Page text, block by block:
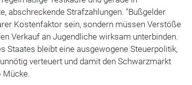
abschreckende Strafzahlungen. "Bußgelder
Kostenfaktor sein, sondern müssen Verstöße
Verkauf an Jugendliche wirksam unterbinden.
Staates bleibt eine ausgewogene Steuerpolitik,
verteuert und damit den Schwarzmarkt
Mücke.